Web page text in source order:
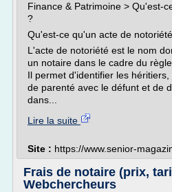
Finance & Patrimoine > Qu'est-
?
Qu'est-ce qu'un acte de
L'acte de notoriété est le nom
un notaire dans le cadre du
Il permet d'identifier les
de parenté avec le défunt et de
dans...
Lire la suite
Site : https://www.senior-
Frais de notaire (prix,
Webchercheurs